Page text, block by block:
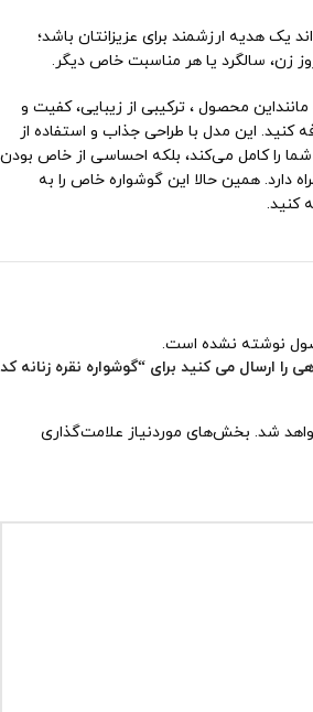
یک هدیه ارزشمند برای عزیزانتان باشد؛
زن، سالگرد یا هر مناسبت خاص دیگر.
محصول ، ترکیبی از زیبایی، کفیت و
کنید. این مدل با طراحی جذاب و استفاده از
تنها ظاهر شما را کامل می‌کند، بلکه احساسی از خاص بودن
دارد. همین حالا این گوشواره خاص را به
کنید.
نوشته نشده است.
را ارسال می کنید برای “گوشواره نقره زنانه کد
شد. بخش‌های موردنیاز علامت‌گذاری